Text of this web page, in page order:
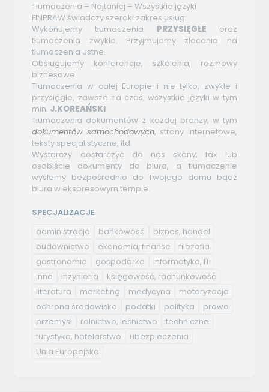
Tłumaczenia – Najtaniej – Wszystkie języki
FINPRAW świadczy szeroki zakres usług:
Wykonujemy tłumaczenia PRZYSIĘGŁE oraz
tłumaczenia zwykłe. Przyjmujemy zlecenia na
tłumaczenia ustne.
Obsługujemy konferencje, szkolenia, rozmowy
biznesowe.
Tłumaczenia w całej Europie i nie tylko, zwykłe i
przysięgłe, zawsze na czas, wszystkie języki w tym
min. J.KOREAŃSKI
Tłumaczenia dokumentów z każdej branży, w tym
dokumentów samochodowych, strony internetowe,
teksty specjalistyczne, itd.
Wystarczy dostarczyć do nas skany, fax lub
osobiście dokumenty do biura, a tłumaczenie
wyślemy bezpośrednio do Twojego domu bądź
biura w ekspresowym tempie.
SPECJALIZACJE
administracja
bankowość
biznes, handel
budownictwo
ekonomia, finanse
filozofia
gastronomia
gospodarka
informatyka, IT
inne
inżynieria
księgowość, rachunkowość
literatura
marketing medycyna
motoryzacja
ochrona środowiska
podatki polityka
prawo
przemysł
rolnictwo, leśnictwo
techniczne
turystyka, hotelarstwo
ubezpieczenia
Unia Europejska